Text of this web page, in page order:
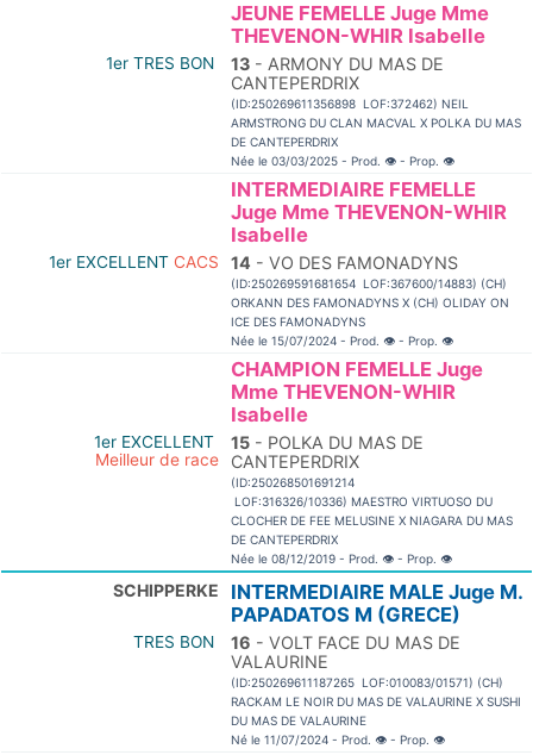
JEUNE FEMELLE Juge Mme
THEVENON-WHIR Isabelle
1er TRES BON 13 - ARMONY DU MAS DE
CANTEPERDRIX
(ID:250269611356898 LOF:372462) NEIL
ARMSTRONG DU CLAN MACVAL X POLKA DU MAS
DE CANTEPERDRIX
Née le 03/03/2025 - Prod. 👁 - Prop. 👁
INTERMEDIAIRE FEMELLE
Juge Mme THEVENON-WHIR
Isabelle
1er EXCELLENT CACS 14 - VO DES FAMONADYNS
(ID:250269591681654 LOF:367600/14883) (CH)
ORKANN DES FAMONADYNS X (CH) OLIDAY ON
ICE DES FAMONADYNS
Née le 15/07/2024 - Prod. 👁 - Prop. 👁
CHAMPION FEMELLE Juge
Mme THEVENON-WHIR
Isabelle
1er EXCELLENT
Meilleur de race
15 - POLKA DU MAS DE
CANTEPERDRIX
(ID:250268501691214
LOF:316326/10336) MAESTRO VIRTUOSO DU
CLOCHER DE FEE MELUSINE X NIAGARA DU MAS
DE CANTEPERDRIX
Née le 08/12/2019 - Prod. 👁 - Prop. 👁
SCHIPPERKE
INTERMEDIAIRE MALE Juge M.
PAPADATOS M (GRECE)
TRES BON 16 - VOLT FACE DU MAS DE
VALAURINE
(ID:250269611187265 LOF:010083/01571) (CH)
RACKAM LE NOIR DU MAS DE VALAURINE X SUSHI
DU MAS DE VALAURINE
Né le 11/07/2024 - Prod. 👁 - Prop. 👁